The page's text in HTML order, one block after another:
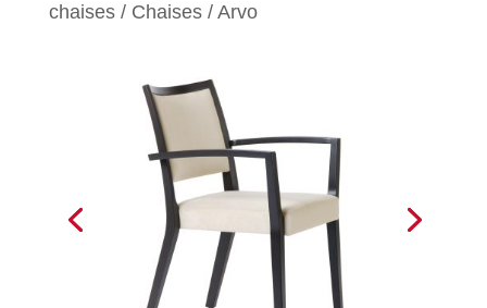
chaises/ Chaises/ Arvo